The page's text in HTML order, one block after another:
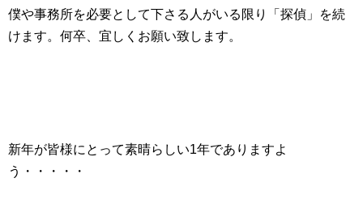
僕や事務所を必要として下さる人がいる限り「探偵」を続
けます。何卒、宜しくお願い致します。
新年が皆様にとって素晴らしい1年でありますよ
う・・・・・